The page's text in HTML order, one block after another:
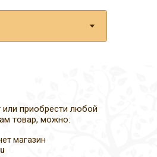
магазин
или приобрести любой
товар, можно: